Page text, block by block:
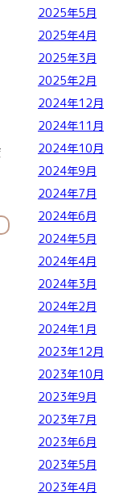
2025年5月
2025年4月
2025年3月
2025年2月
2024年12月
2024年11月
2024年10月
2024年9月
2024年7月
2024年6月
2024年5月
2024年4月
2024年3月
2024年2月
2024年1月
2023年12月
2023年10月
2023年9月
2023年7月
2023年6月
2023年5月
2023年4月